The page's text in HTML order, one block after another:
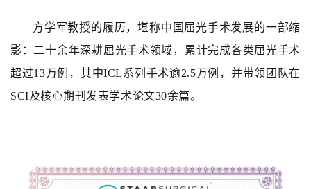
方学军教授的履历，堪称中国屈光手术发展的一部缩
影：二十余年深耕屈光手术领域，累计完成各类屈光手术
超过13万例，其中ICL系列手术逾2.5万例，并带领团队在
SCI及核心期刊发表学术论文30余篇。